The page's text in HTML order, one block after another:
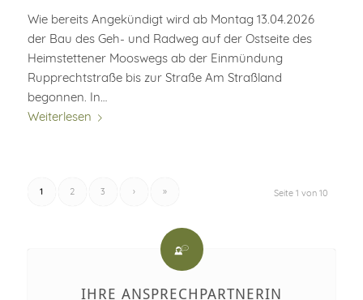
Wie bereits Angekündigt wird ab Montag 13.04.2026
der Bau des Geh- und Radweg auf der Ostseite des
Heimstettener Mooswegs ab der Einmündung
Rupprechtstraße bis zur Straße Am Straßland
begonnen. In…
Weiterlesen
Seite 1 von 10
1 2 3 › »
IHRE ANSPRECHPARTNERIN